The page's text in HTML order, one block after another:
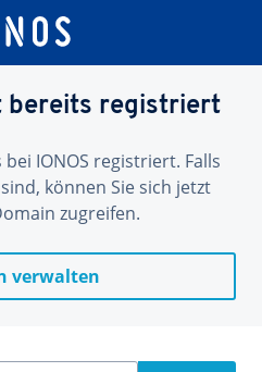
bereits registriert
IONOS registriert. Falls
können Sie sich jetzt
zugreifen.
verwalten